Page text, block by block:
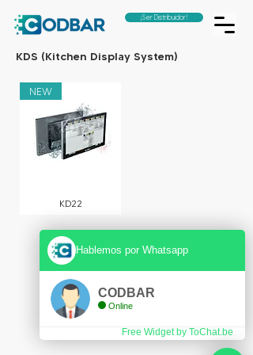
¡Ser Distribuidor!
KDS (Kitchen Display System)
NEW
KD22
Hablemos por Whatsapp
CODBAR
Online
Free Widget by ToChat.be